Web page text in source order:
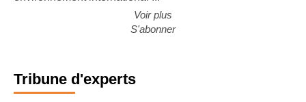
Voir plus
Tribune d'experts